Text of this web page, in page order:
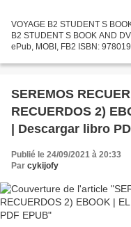
VOYAGE B2 STUDENT S
B2 STUDENT S BOOK AND
ePub, MOBI, FB2 ISBN:
SEREMOS
RECUERDOS 2)
| Descargar libro
Publié le 24/09/2021 à 20:33
Par cykijofy